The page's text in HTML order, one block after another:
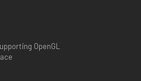
stołu: Przyjrzyj się swoim
ich podłe, krwiożercze tajemnice.
Tylko ty zadecydujesz o tym, jak
podejmuj rozsądne wybory!
metod, by oświetlić swą drogę i
OpenGL